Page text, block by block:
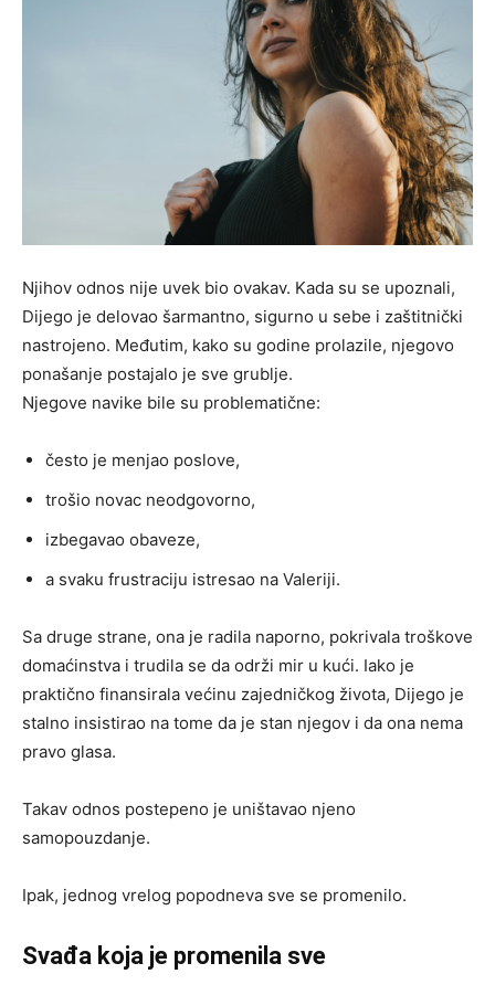
Njihov odnos nije uvek bio ovakav. Kada su se upoznali,
Dijego je delovao šarmantno, sigurno u sebe i zaštitnički
nastrojeno. Međutim, kako su godine prolazile, njegovo
ponašanje postajalo je sve grublje.
Njegove navike bile su problematične:
često je menjao poslove,
trošio novac neodgovorno,
izbegavao obaveze,
a svaku frustraciju istresao na Valeriji.
Sa druge strane, ona je radila naporno, pokrivala troškove
domaćinstva i trudila se da održi mir u kući. Iako je
praktično finansirala većinu zajedničkog života, Dijego je
stalno insistirao na tome da je stan njegov i da ona nema
pravo glasa.
Takav odnos postepeno je uništavao njeno
samopouzdanje.
Ipak, jednog vrelog popodneva sve se promenilo.
Svađa koja je promenila sve